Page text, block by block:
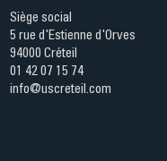
Siège social
5 rue d'Estienne d'Orves
94000 Créteil
01 42 07 15 74
info@uscreteil.com